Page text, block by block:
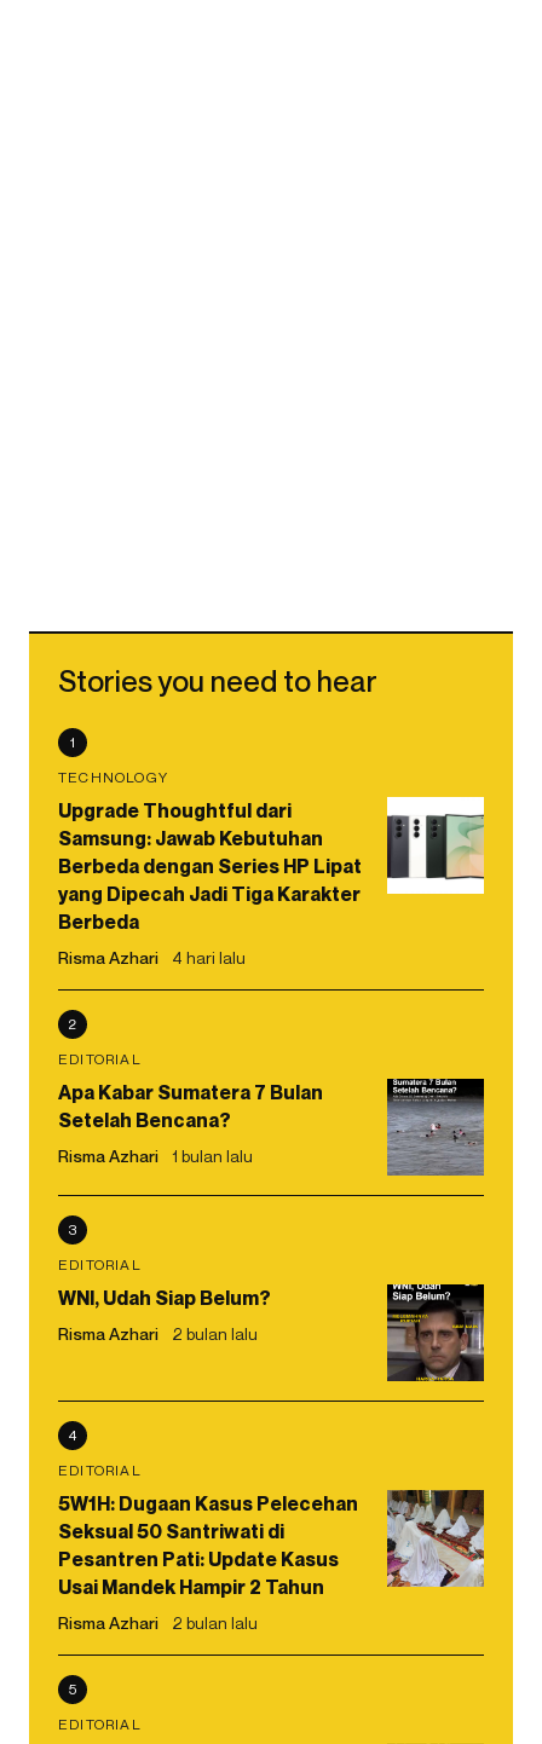
Stories you need to hear
1
TECHNOLOGY
Upgrade Thoughtful dari
Samsung: Jawab Kebutuhan
Berbeda dengan Series HP Lipat
yang Dipecah Jadi Tiga Karakter
Berbeda
Risma Azhari 4 hari lalu
2
EDITORIAL
Apa Kabar Sumatera 7 Bulan
Setelah Bencana?
Risma Azhari 1 bulan lalu
3
EDITORIAL
WNI, Udah Siap Belum?
Risma Azhari 2 bulan lalu
4
EDITORIAL
5W1H: Dugaan Kasus Pelecehan
Seksual 50 Santriwati di
Pesantren Pati: Update Kasus
Usai Mandek Hampir 2 Tahun
Risma Azhari 2 bulan lalu
5
EDITORIAL